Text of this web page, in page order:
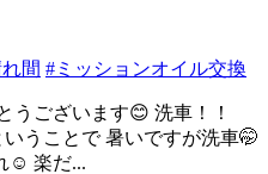
間 #ミッションオイル交換
うございます😊 洗車！！
うことで 暑いですが洗車🤭
☺️ 楽だ...